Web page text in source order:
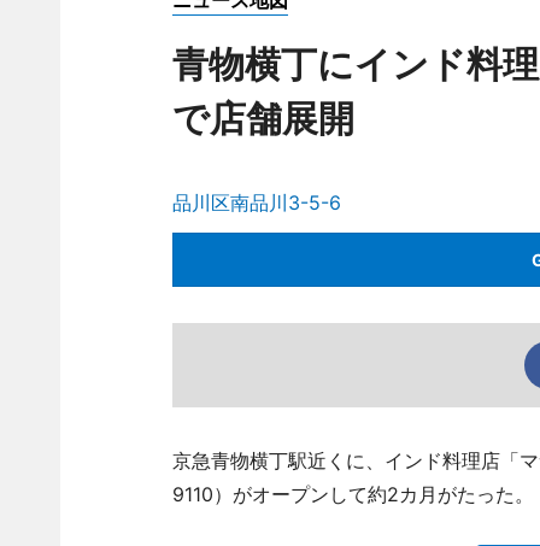
青物横丁にインド料
で店舗展開
品川区南品川3-5-6
京急青物横丁駅近くに、インド料理店「
9110）がオープンして約2カ月がたった。